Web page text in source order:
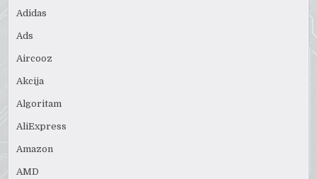
Adidas
Ads
Aircooz
Akcija
Algoritam
AliExpress
Amazon
AMD